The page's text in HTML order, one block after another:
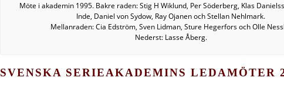
Möte i akademin 1995. Bakre raden: Stig H Wiklund, Per Söderberg, Klas
Inde, Daniel von Sydow, Ray Ojanen och Stellan Nehlmark.
Mellanraden: Cia Edström, Sven Lidman, Sture Hegerfors och Olle
Nederst: Lasse Åberg.
SVENSKA SERIEAKADEMINS LEDAMÖTER